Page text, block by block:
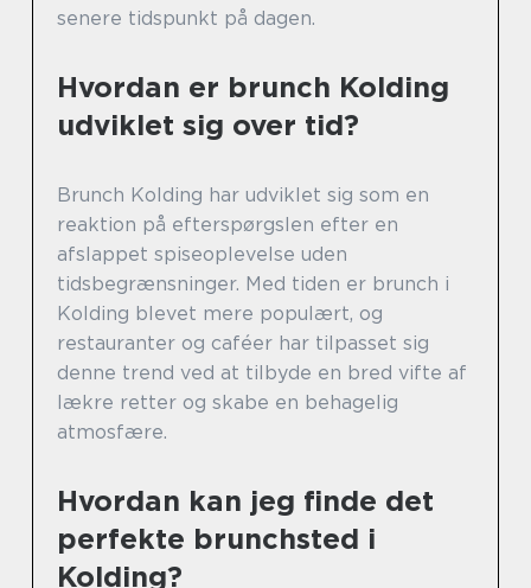
senere tidspunkt på dagen.
Hvordan er brunch Kolding
udviklet sig over tid?
Brunch Kolding har udviklet sig som en
reaktion på efterspørgslen efter en
afslappet spiseoplevelse uden
tidsbegrænsninger. Med tiden er brunch i
Kolding blevet mere populært, og
restauranter og caféer har tilpasset sig
denne trend ved at tilbyde en bred vifte af
lækre retter og skabe en behagelig
atmosfære.
Hvordan kan jeg finde det
perfekte brunchsted i
Kolding?